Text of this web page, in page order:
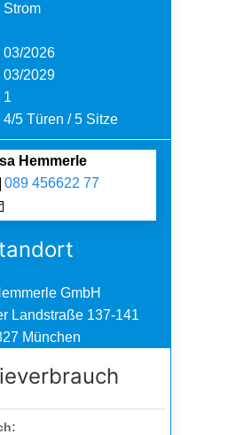
Strom
03/2026
03/2029
1
4/5 Türen / 5 Sitze
Hemmerle
089 456622 77
GmbH
Landstraße 137-141
München